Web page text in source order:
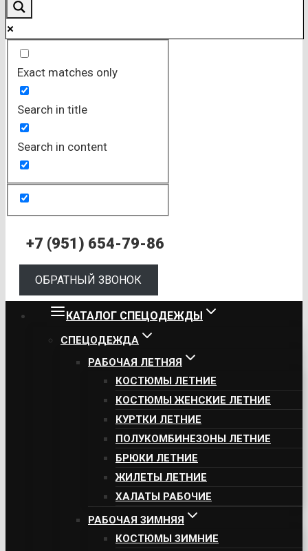
Exact matches only
Search in title
Search in content
+7 (951) 654-79-86
ОБРАТНЫЙ ЗВОНОК
КАТАЛОГ СПЕЦОДЕЖДЫ
СПЕЦОДЕЖДА
РАБОЧАЯ ЛЕТНЯЯ
КОСТЮМЫ ЛЕТНИЕ
КОСТЮМЫ ЖЕНСКИЕ ЛЕТНИЕ
КУРТКИ ЛЕТНИЕ
ПОЛУКОМБИНЕЗОНЫ ЛЕТНИЕ
БРЮКИ ЛЕТНИЕ
ЖИЛЕТЫ ЛЕТНИЕ
ХАЛАТЫ РАБОЧИЕ
РАБОЧАЯ ЗИМНЯЯ
КОСТЮМЫ ЗИМНИЕ